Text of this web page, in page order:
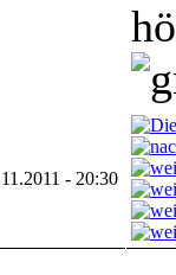
- 20:30